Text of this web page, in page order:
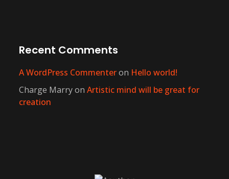
Recent Comments
A WordPress Commenteron Hello world!
Charge Marryon Artistic mind will be great for
creation